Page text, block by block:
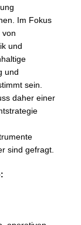
Im Fokus
von
und
und
sein.
daher einer
sind gefragt.